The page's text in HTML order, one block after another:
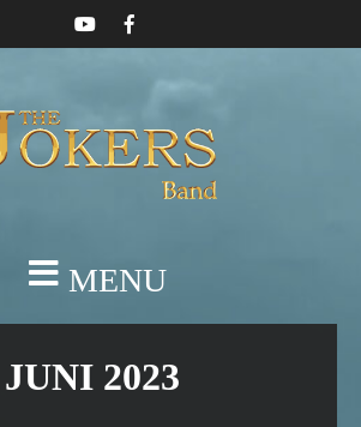
MENU
JUNI 2023